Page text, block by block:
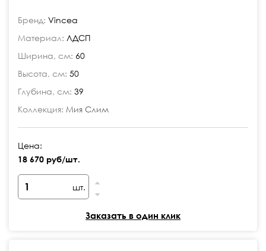
Бренд: Vincea
Материал: ЛДСП
Ширина, см: 60
Высота, см: 50
Глубина, см: 39
Коллекция: Мия Слим
Цена:
18 670 руб/шт.
шт.
Заказать в один клик